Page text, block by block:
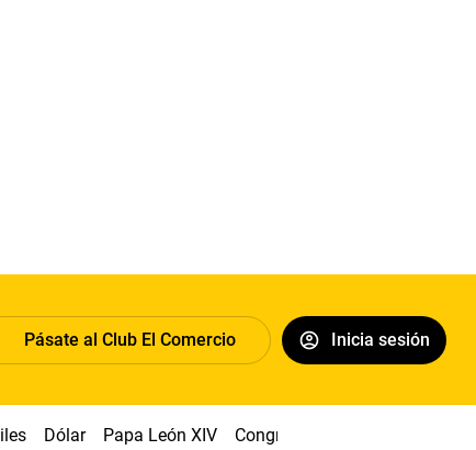
Pásate al Club El Comercio Inicia sesión
Dólar Papa León XIV Congreso